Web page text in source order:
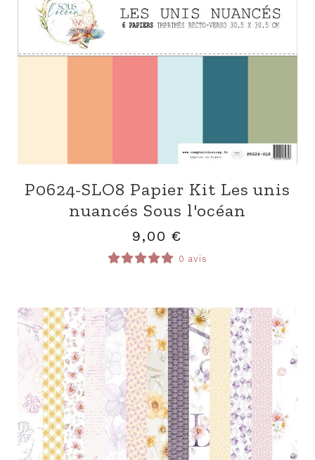
P0624-SLO8 Papier Kit Les unis
nuancés Sous l'océan
9,00 €
0 avis